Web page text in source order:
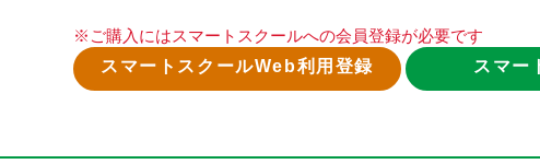
※ご購入にはスマートスクールへの会員登録が必要です
スマートスクールWeb利用登録
スマー